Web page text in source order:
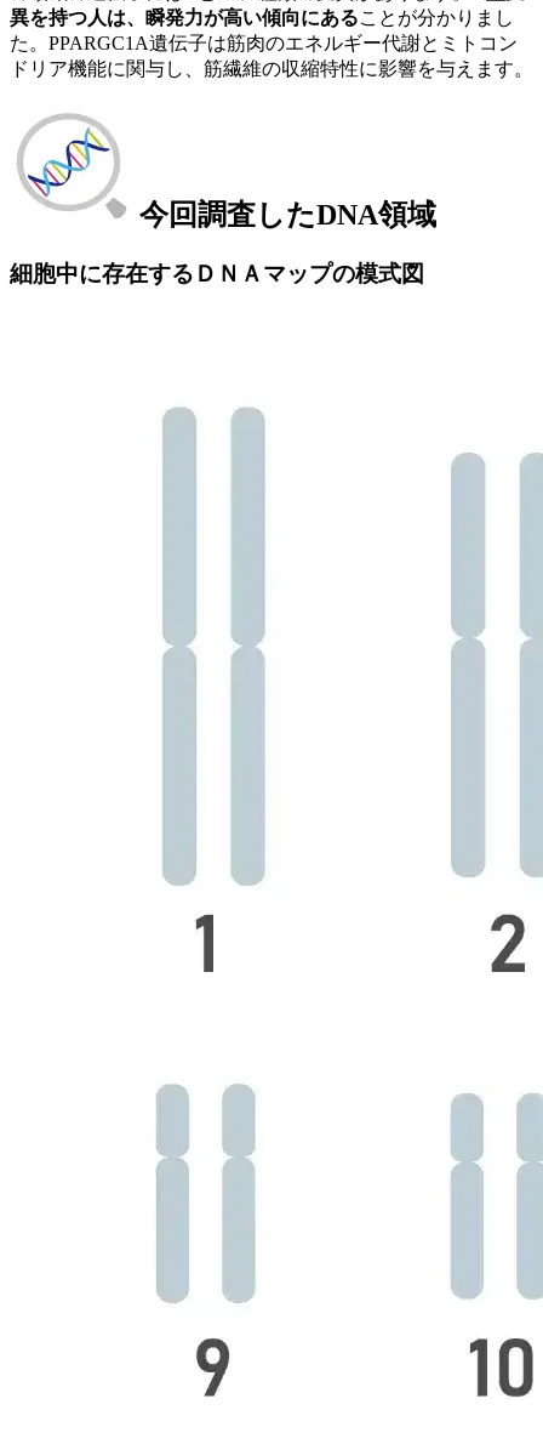
異を持つ人は、瞬発力が高い傾向にあることが分かりまし
た。PPARGC1A遺伝子は筋肉のエネルギー代謝とミトコン
ドリア機能に関与し、筋繊維の収縮特性に影響を与えます。
今回調査したDNA領域
細胞中に存在するＤＮＡマップの模式図